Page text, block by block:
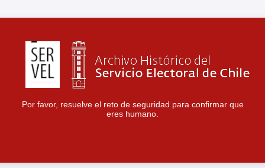
Por favor, resuelve el reto de seguridad para confirmar que
eres humano.